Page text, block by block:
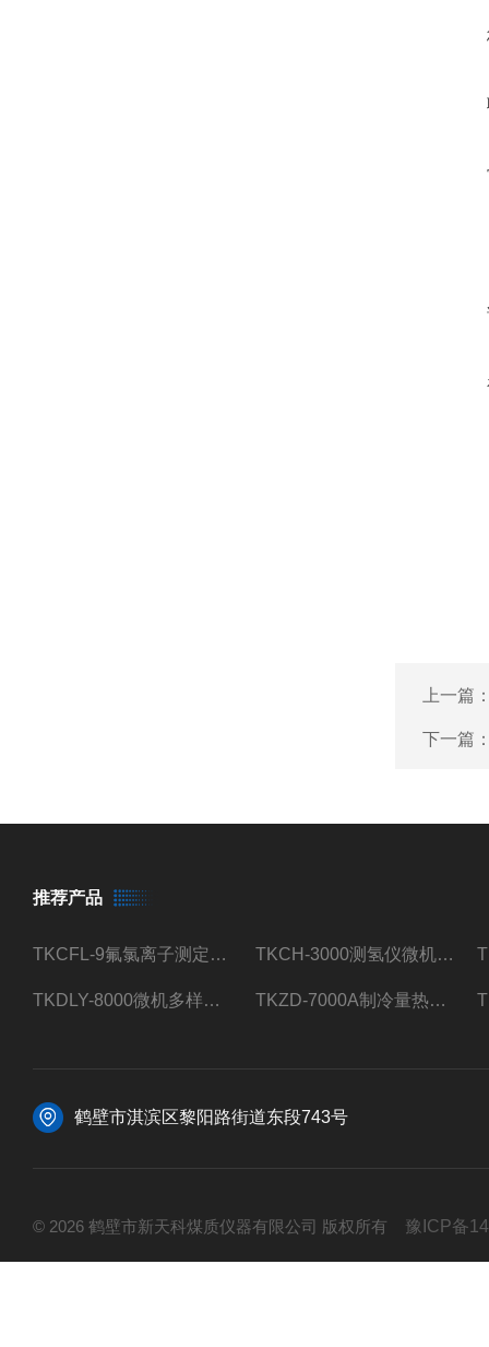
上一篇
下一篇
推荐产品
TKCFL-9氟氯离子测定仪自动煤质检测 TKCH-3000测氢仪微机氢元素测定煤质检测
TKDLY-8000微机多样测硫仪自动定硫仪化验室硫含量测定 TKZD-7000A制冷量热仪自动升降热值仪煤质检测
鹤壁市淇滨区黎阳路街道东段743号
© 2026 鹤壁市新天科煤质仪器有限公司 版权所有 豫ICP备